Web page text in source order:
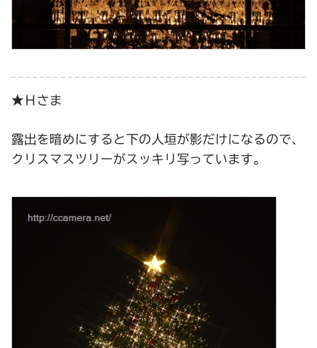
★Ｈさま
露出を暗めにすると下の人垣が影だけになるので、
クリスマスツリーがスッキリ写っています。